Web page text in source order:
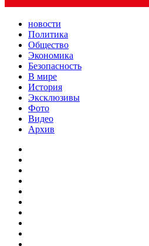
новости
Политика
Общество
Экономика
Безопасность
В мире
История
Эксклюзивы
Фото
Видео
Архив